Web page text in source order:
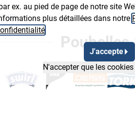
ex. au pied de page de notre site
plus détaillées dans notre
J'accepte
N'accepter que les
Breadcrumb Flyout Button 2
Poubelles